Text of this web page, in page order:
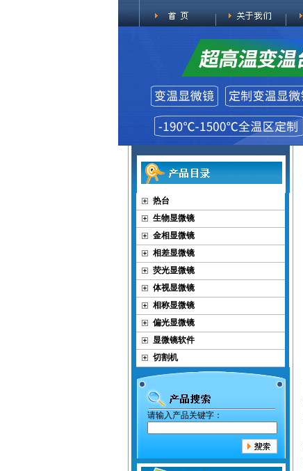
热台
生物显微镜
金相显微镜
相差显微镜
荧光显微镜
体视显微镜
相称显微镜
偏光显微镜
显微镜软件
切割机
请输入产品关键字：